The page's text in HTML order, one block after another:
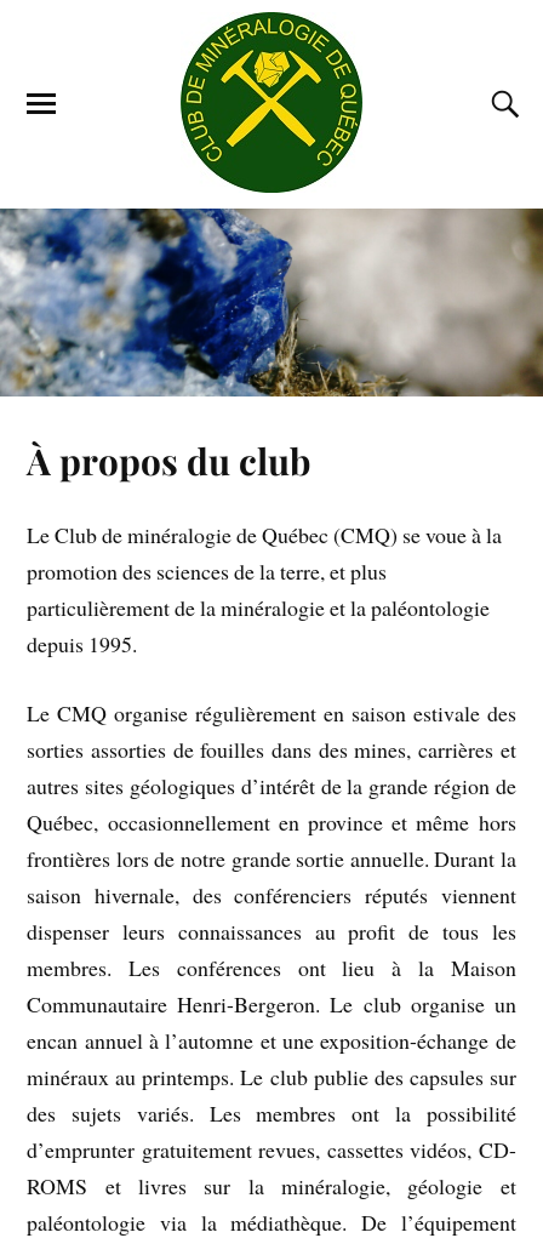
À propos du club
Le Club de minéralogie de Québec (CMQ) se voue à la
promotion des sciences de la terre, et plus
particulièrement de la minéralogie et la paléontologie
depuis 1995.
Le CMQ organise régulièrement en saison estivale des
sorties assorties de fouilles dans des mines, carrières et
autres sites géologiques d’intérêt de la grande région de
Québec, occasionnellement en province et même hors
frontières lors de notre grande sortie annuelle. Durant la
saison hivernale, des conférenciers réputés viennent
dispenser leurs connaissances au profit de tous les
membres. Les conférences ont lieu à la Maison
Communautaire Henri-Bergeron. Le club organise un
encan annuel à l’automne et une exposition-échange de
minéraux au printemps. Le club publie des capsules sur
des sujets variés. Les membres ont la possibilité
d’emprunter gratuitement revues, cassettes vidéos, CD-
ROMS et livres sur la minéralogie, géologie et
paléontologie via la médiathèque. De l’équipement